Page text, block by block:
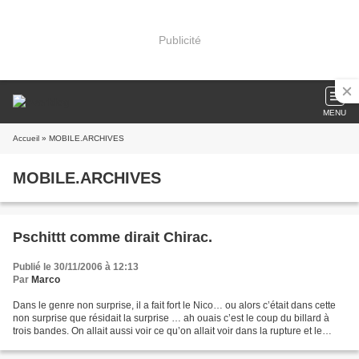
Publicité
MENU
Accueil » MOBILE.ARCHIVES
MOBILE.ARCHIVES
Pschittt comme dirait Chirac.
Publié le 30/11/2006 à 12:13
Par Marco
Dans le genre non surprise, il a fait fort le Nico… ou alors c’était dans cette
non surprise que résidait la surprise … ah ouais c’est le coup du billard à
trois bandes. On allait aussi voir ce qu’on allait voir dans la rupture et le